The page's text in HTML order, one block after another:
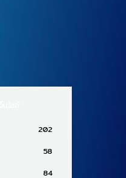
202
58
84